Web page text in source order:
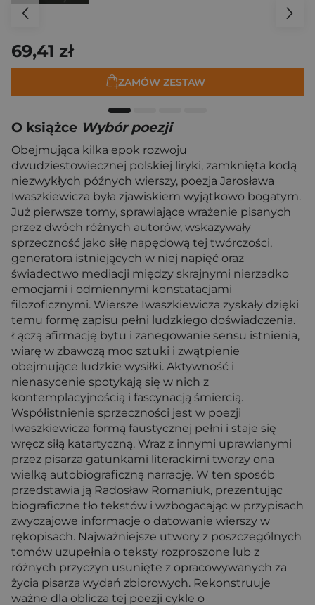
69,41 zł
ZAMÓW ZESTAW
O książce Wybór poezji
Obejmująca kilka epok rozwoju
dwudziestowiecznej polskiej liryki, zamknięta kodą
niezwykłych późnych wierszy, poezja Jarosława
Iwaszkiewicza była zjawiskiem wyjątkowo bogatym.
Już pierwsze tomy, sprawiające wrażenie pisanych
przez dwóch różnych autorów, wskazywały
sprzeczność jako siłę napędową tej twórczości,
generatora istniejących w niej napięć oraz
świadectwo mediacji między skrajnymi nierzadko
emocjami i odmiennymi konstatacjami
filozoficznymi. Wiersze Iwaszkiewicza zyskały dzięki
temu formę zapisu pełni ludzkiego doświadczenia.
Łączą afirmację bytu i zanegowanie sensu istnienia,
wiarę w zbawczą moc sztuki i zwątpienie
obejmujące ludzkie wysiłki. Aktywność i
nienasycenie spotykają się w nich z
kontemplacyjnością i fascynacją śmiercią.
Współistnienie sprzeczności jest w poezji
Iwaszkiewicza formą faustycznej pełni i staje się
wręcz siłą katartyczną. Wraz z innymi uprawianymi
przez pisarza gatunkami literackimi tworzy ona
wielką autobiograficzną narrację. W ten sposób
przedstawia ją Radosław Romaniuk, prezentując
biograficzne tło tekstów i wzbogacając w przypisach
zwyczajowe informacje o datowanie wierszy w
rękopisach. Najważniejsze utwory z poszczególnych
tomów uzupełnia o teksty rozproszone lub z
różnych przyczyn usunięte z opracowywanych za
życia pisarza wydań zbiorowych. Rekonstruuje
ważne dla oblicza tej poezji cykle o